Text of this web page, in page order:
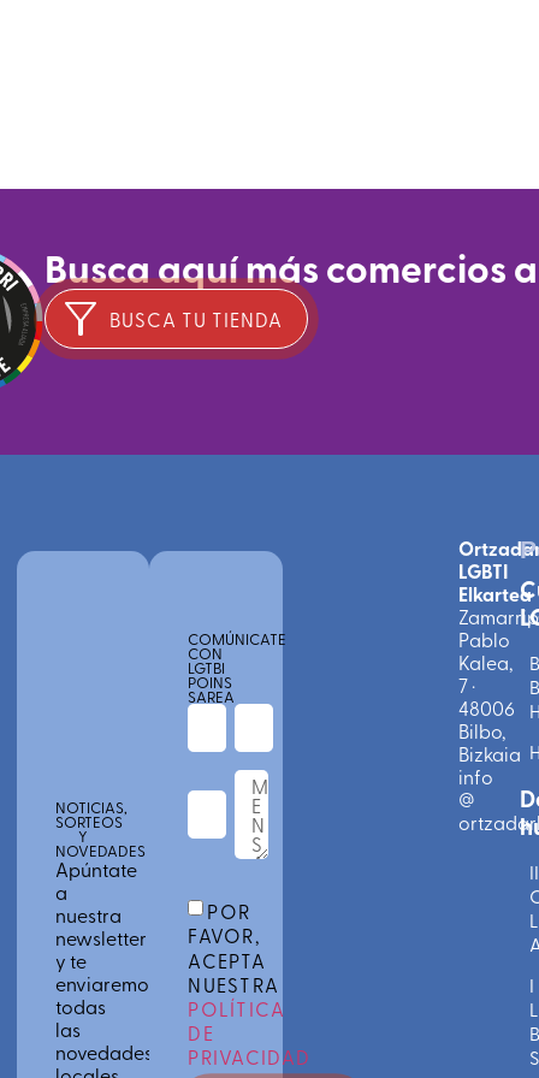
Busca aquí más comercios
BUSCA TU TIENDA
NOTICIAS,
SORTEOS
Y
NOVEDADES
Apúntate
a
nuestra
newsletter
y te
enviaremos
todas
las
novedades
COMÚNICATE
CON
LGTBI
POINS
SAREA
POR
FAVOR,
ACEPTA
NUESTRA
POLÍTICA
DE
PRIVACIDAD
LGBTI
Elkartea
Pablo
Kalea,
7 ·
48006
Bilbo,
Bizkaia
info
@
II
I